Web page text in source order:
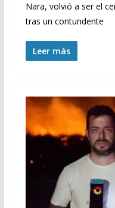
Nara, volvió a ser el
tras un contundente
Leer más